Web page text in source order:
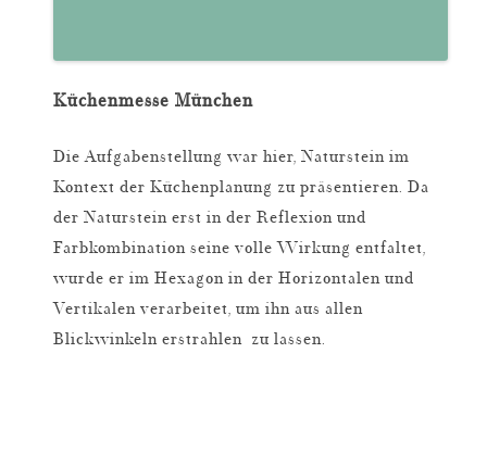
Küchenmesse München
Die Aufgabenstellung war hier, Naturstein im
Kontext der Küchenplanung zu präsentieren. Da
der Naturstein erst in der Reflexion und
Farbkombination seine volle Wirkung entfaltet,
wurde er im Hexagon in der Horizontalen und
Vertikalen verarbeitet, um ihn aus allen
Blickwinkeln erstrahlen zu lassen.